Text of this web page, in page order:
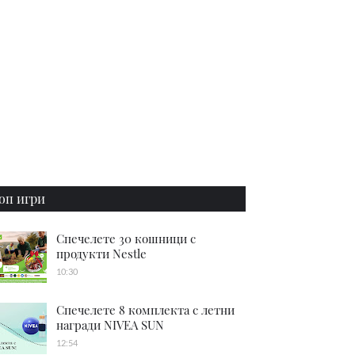
игри
Спечелете 30 кошници с
продукти Nestle
10:30
Спечелете 8 комплекта с летни
награди NIVEA SUN
12:54